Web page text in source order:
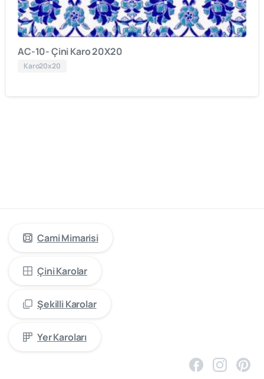
AC-10- Çini Karo 20X20
Karo20x20
Cami Mimarisi
Çini Karolar
Şekilli Karolar
Yer Karoları